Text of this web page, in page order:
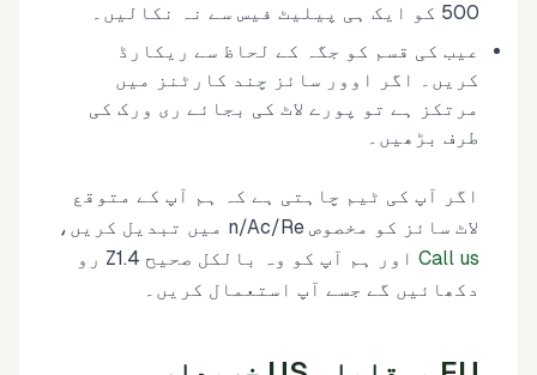
500 کو ایک ہی پیلیٹ فیس سے نہ نکالیں۔
عیب کی قسم کو جگہ کے لحاظ سے ریکارڈ
کریں۔ اگر اوور سائز چند کارٹنز میں
مرتکز ہے تو پورے لاٹ کی بجائے ری ورک کی
طرف بڑھیں۔
اگر آپ کی ٹیم چاہتی ہے کہ ہم آپ کے متوقع
لاٹ سائز کو مخصوص n/Ac/Re میں تبدیل کریں،
Call us
اور ہم آپ کو وہ بالکل صحیح Z1.4 رو
دکھائیں گے جسے آپ استعمال کریں۔